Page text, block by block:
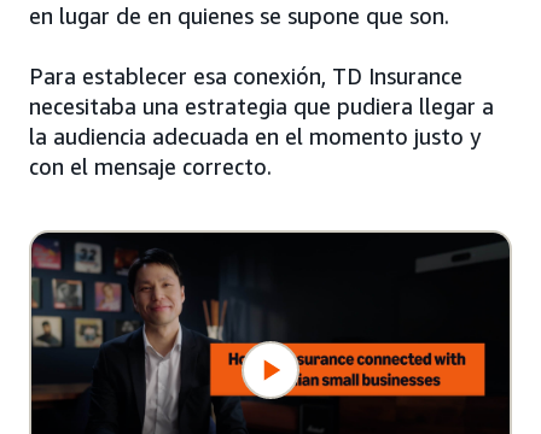
en lugar de en quienes se supone que son.
Para establecer esa conexión, TD Insurance
necesitaba una estrategia que pudiera llegar a
la audiencia adecuada en el momento justo y
con el mensaje correcto.